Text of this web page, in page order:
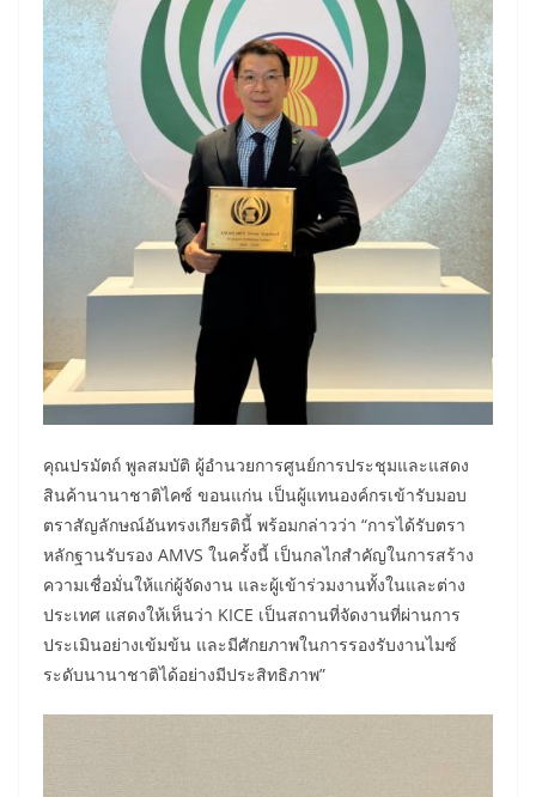
คุณปรมัตถ์ พูลสมบัติ ผู้อำนวยการศูนย์การประชุมและแสดง
สินค้านานาชาติไคซ์ ขอนแก่น เป็นผู้แทนองค์กรเข้ารับมอบ
ตราสัญลักษณ์อันทรงเกียรตินี้ พร้อมกล่าวว่า “การได้รับตรา
หลักฐานรับรอง AMVS ในครั้งนี้ เป็นกลไกสำคัญในการสร้าง
ความเชื่อมั่นให้แก่ผู้จัดงาน และผู้เข้าร่วมงานทั้งในและต่าง
ประเทศ แสดงให้เห็นว่า KICE เป็นสถานที่จัดงานที่ผ่านการ
ประเมินอย่างเข้มข้น และมีศักยภาพในการรองรับงานไมซ์
ระดับนานาชาติได้อย่างมีประสิทธิภาพ”